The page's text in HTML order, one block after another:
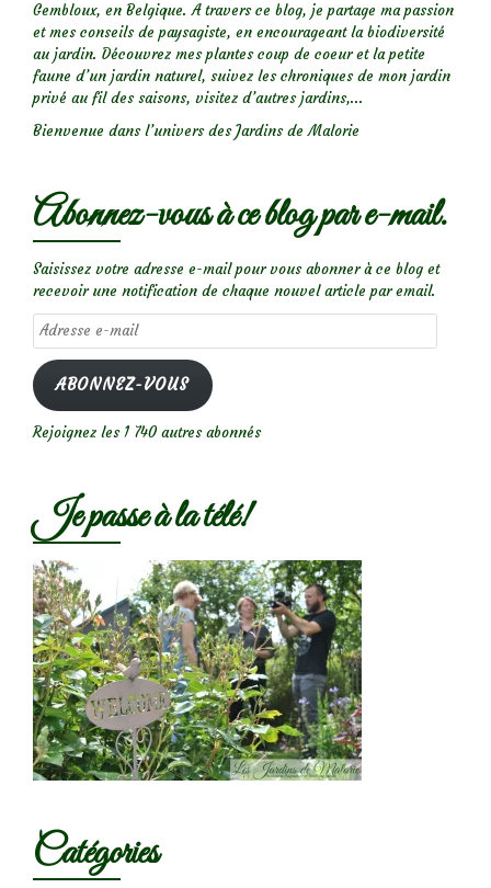
Gembloux, en Belgique. A travers ce blog, je partage ma passion
et mes conseils de paysagiste, en encourageant la biodiversité
au jardin. Découvrez mes plantes coup de coeur et la petite
faune d’un jardin naturel, suivez les chroniques de mon jardin
privé au fil des saisons, visitez d’autres jardins,...
Bienvenue dans l’univers des Jardins de Malorie
Abonnez-vous à ce blog par e-mail.
Saisissez votre adresse e-mail pour vous abonner à ce blog et
recevoir une notification de chaque nouvel article par email.
Adresse
e-
mail
ABONNEZ-VOUS
Rejoignez les 1 740 autres abonnés
Je passe à la télé!
Catégories